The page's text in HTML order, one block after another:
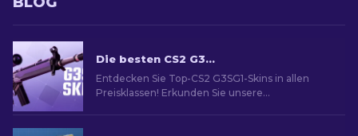
Die besten CS2 G3SG1 Skins in allen Preisklassen
Entdecken Sie Top-CS2 G3SG1-Skins in allen
Preisklassen! Erkunden Sie unsere